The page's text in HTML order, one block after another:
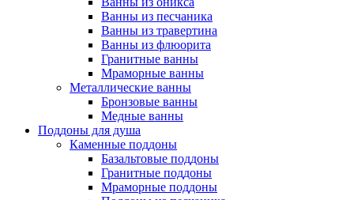
Ванны из песчаника
Ванны из травертина
Ванны из флюорита
Гранитные ванны
Мраморные ванны
Металлические ванны
Бронзовые ванны
Медные ванны
Поддоны для душа
Каменные поддоны
Базальтовые поддоны
Гранитные поддоны
Мраморные поддоны